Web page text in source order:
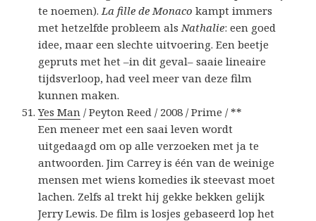
te noemen).La fille de Monaco kampt immers
met hetzelfde probleem alsNathalie: een goed
idee, maar een slechte uitvoering. Een beetje
gepruts met het –in dit geval– saaie lineaire
tijdsverloop, had veel meer van deze film
kunnen maken.
Yes Man / Peyton Reed / 2008 / Prime / **
Een meneer met een saai leven wordt
uitgedaagd om op alle verzoeken met ja te
antwoorden. Jim Carrey is één van de weinige
mensen met wiens komedies ik steevast moet
lachen. Zelfs al trekt hij gekke bekken gelijk
Jerry Lewis. De film is losjes gebaseerd lop het